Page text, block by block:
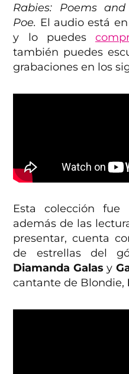
Rabies: Poems
Poe. El audio está
y lo puedes
también puedes
grabaciones en los
Esta colección fue
además de las
presentar, cuenta
de estrellas del
Diamanda Galas y
cantante de Blondie,